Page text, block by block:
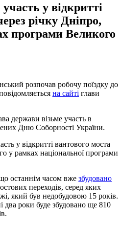
у відкритті
річку Дніпро,
програми Великого
розпочав робочу поїздку до
на сайті глави
держави візьме участь в
Дню Соборності України.
у відкритті вантового моста
у рамках національної програми
останнім часом вже збудовано
переходів, серед яких
який був недобудовою 15 років.
два роки буде збудовано ще 810